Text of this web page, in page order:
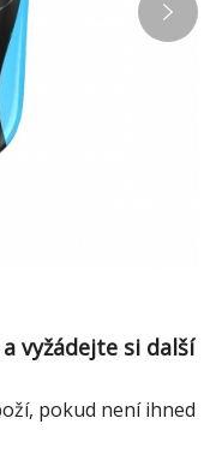
vyžádejte si další
pokud není ihned